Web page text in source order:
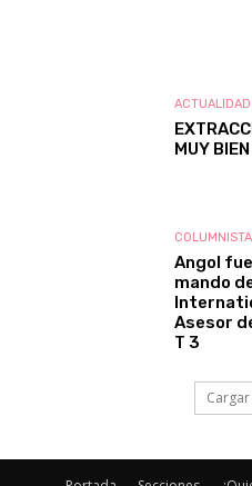
ACTUALIDAD
MUY
Angol
mando
Asesor
T 3